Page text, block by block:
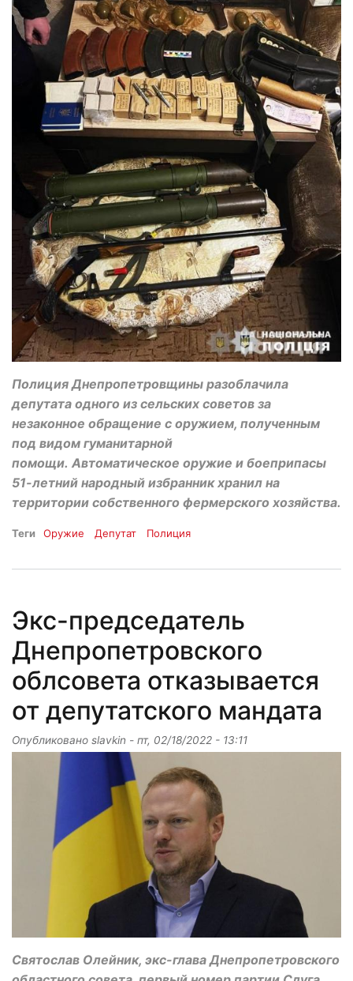
Полиция Днепропетровщины разоблачила
депутата одного из сельских советов за
незаконное обращение с оружием, полученным
под видом гуманитарной
помощи. Автоматическое оружие и боеприпасы
51-летний народный избранник хранил на
территории собственного фермерского хозяйства.
Теги Оружие Депутат Полиция
Экс-председатель
Днепропетровского
облсовета отказывается
от депутатского мандата
Опубликовано slavkin - пт, 02/18/2022 - 13:11
Святослав Олейник, экс-глава Днепропетровского